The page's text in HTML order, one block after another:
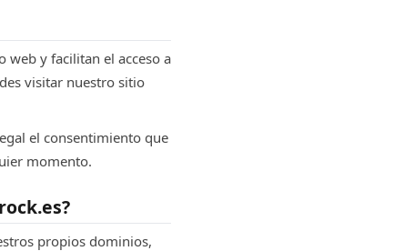
web y facilitan el acceso a
visitar nuestro sitio
el consentimiento que
momento.
propios dominios,